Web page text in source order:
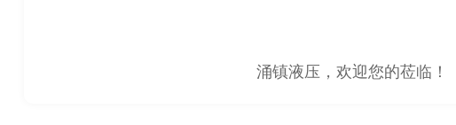
涌镇液压，欢迎您的莅临！